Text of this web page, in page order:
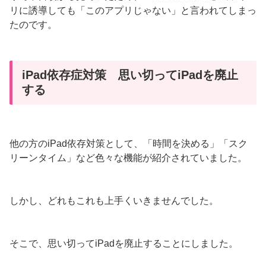
リに誘導しても「このアプリじゃない」と言われてしまっ
たのです。
iPad依存症対策 思い切ってiPadを廃止
する
他の方のiPad依存対策として、「時間を決める」「スク
リーンタイム」など色々な機能が紹介されていました。
しかし、どれもこれも上手くいきませんでした。
そこで、思い切ってiPadを廃止することにしました。